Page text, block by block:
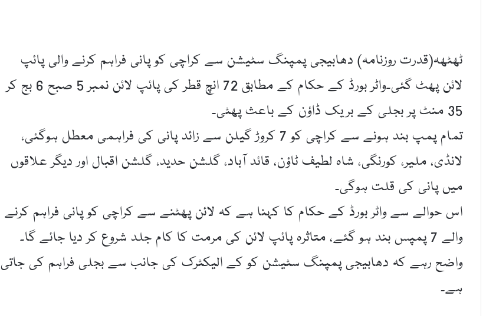
ٹھٹھہ(قدرت روزنامہ) دھابیجی پمپنگ سٹیشن سے کراچی کو پانی فراہم کرنے والی پائپ
لائن پھٹ گئی۔واٹر بورڈ کے حکام کے مطابق 72 انچ قطر کی پائپ لائن نمبر 5 صبح 6 بج کر
35 منٹ پر بجلی کے بریک ڈاؤن کے باعث پھٹی۔
تمام پمپ بند ہونے سے کراچی کو 7 کروڑ گیلن سے زائد پانی کی فراہمی معطل ہوگئی،
لانڈی، ملیر، کورنگی، شاہ لطیف ٹاؤن، قائد آباد، گلشن حدید، گلشن اقبال اور دیگر علاقوں
میں پانی کی قلت ہوگی۔
اس حوالے سے واٹر بورڈ کے حکام کا کہنا ہے کہ لائن پھٹنے سے کراچی کو پانی فراہم کرنے
والے 7 پمپس بند ہو گئے، متاثرہ پائپ لائن کی مرمت کا کام جلد شروع کر دیا جائے گا۔
واضح رہے کہ دھابیجی پمپنگ سٹیشن کو کے الیکٹرک کی جانب سے بجلی فراہم کی جاتی
ہے۔